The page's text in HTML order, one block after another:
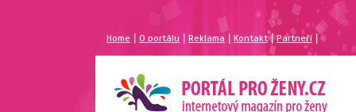
Home |O portálu Reklama Kontakt| Partneří
MAGAZÍN PRO ŽENY
PORTÁL PRO ŽENY.CZ